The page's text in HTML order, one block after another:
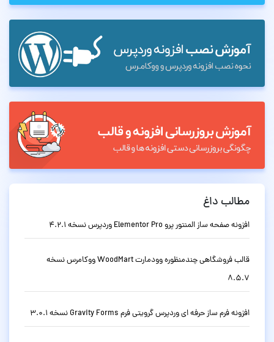
مطالب داغ
افزونه صفحه ساز المنتور پرو Elementor Pro وردپرس نسخه 4.2.1
قالب فروشگاهی چندمنظوره وودمارت WoodMart ووکامرس نسخه
8.5.7
افزونه فرم ساز حرفه ای وردپرس گرویتی فرم Gravity Forms نسخه 3.0.1